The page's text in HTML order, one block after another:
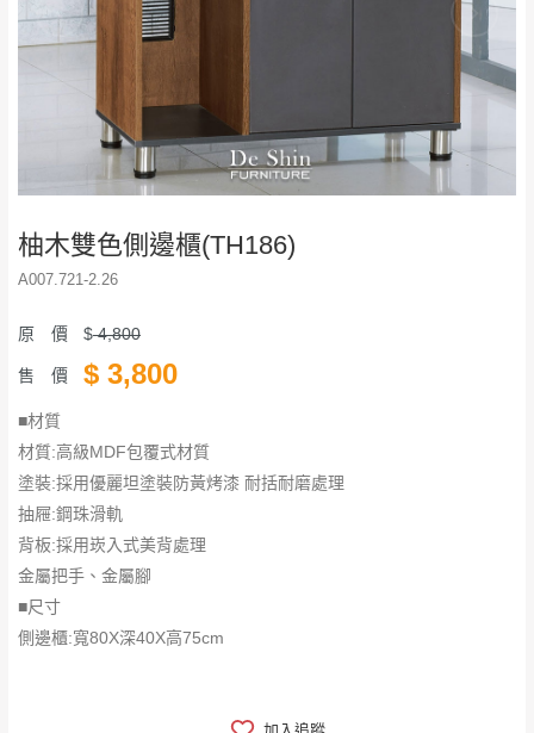
柚木雙色側邊櫃(TH186)
A007.721-2.26
原 價 $4,800
售 價 $ 3,800
■材質
材質:高級MDF包覆式材質
塗裝:採用優麗坦塗裝防黃烤漆 耐括耐磨處理
抽屜:鋼珠滑軌
背板:採用崁入式美背處理
金屬把手、金屬腳
​​​​​​​■尺寸
側邊櫃:寬80X深40X高75cm